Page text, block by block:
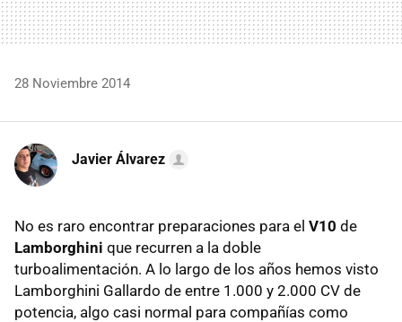
28 Noviembre 2014
Javier Álvarez
No es raro encontrar preparaciones para el V10 de
Lamborghini que recurren a la doble
turboalimentación. A lo largo de los años hemos visto
Lamborghini Gallardo de entre 1.000 y 2.000 CV de
potencia, algo casi normal para compañías como